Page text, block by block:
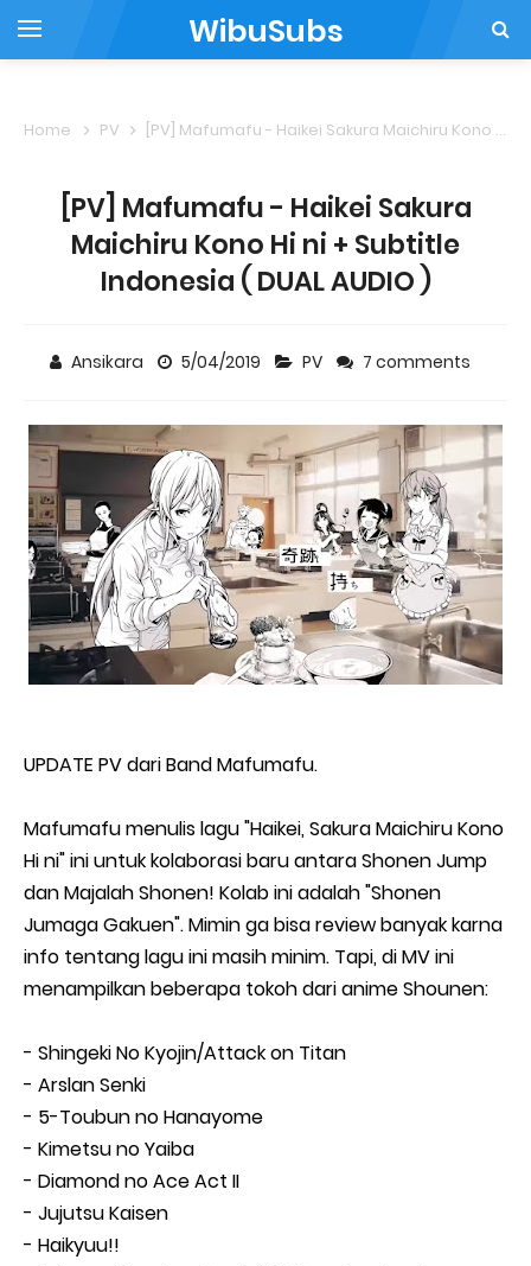
WibuSubs
Home PV [PV] Mafumafu - Haikei Sakura Maichiru Kono Hi ni + Subtitle Indonesia ( DUAL AUDIO )
[PV] Mafumafu - Haikei Sakura
Maichiru Kono Hi ni + Subtitle
Indonesia ( DUAL AUDIO )
Ansikara 5/04/2019 PV 7 comments
UPDATE PV dari Band Mafumafu.
Mafumafu menulis lagu "Haikei, Sakura Maichiru Kono
Hi ni" ini untuk kolaborasi baru antara Shonen Jump
dan Majalah Shonen! Kolab ini adalah "Shonen
Jumaga Gakuen". Mimin ga bisa review banyak karna
info tentang lagu ini masih minim. Tapi, di MV ini
menampilkan beberapa tokoh dari anime Shounen:
- Shingeki No Kyojin/Attack on Titan
- Arslan Senki
- 5-Toubun no Hanayome
- Kimetsu no Yaiba
- Diamond no Ace Act II
- Jujutsu Kaisen
- Haikyuu!!